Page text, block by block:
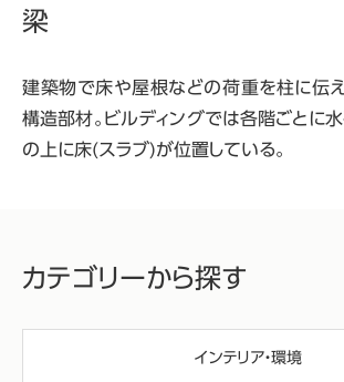
梁
建築物で床や屋根などの荷重を柱に伝
構造部材。ビルディングでは各階ごとに
の上に床(スラブ)が位置している。
カテゴリーから探す
インテリア・環境